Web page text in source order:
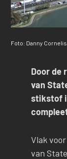
Foto: Danny
Door de
van
stikstof
Vlak
van